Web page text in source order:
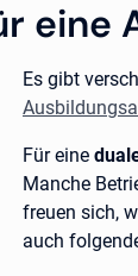
eine
Es gibt
Für eine
Manche
freuen sich,
auch